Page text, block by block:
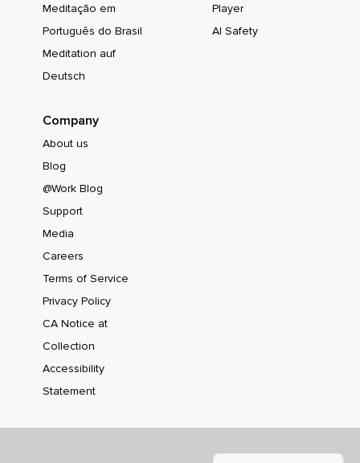
Meditação em
Português do Brasil
Meditation auf
Deutsch
Player
AI Safety
Company
About us
Blog
@Work Blog
Support
Media
Careers
Terms of Service
Privacy Policy
CA Notice at
Collection
Accessibility
Statement